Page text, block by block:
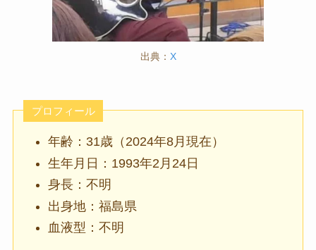
出典： X
プロフィール
年齢：31歳（2024年8月現在）
生年月日：1993年2月24日
身長：不明
出身地：福島県
血液型：不明